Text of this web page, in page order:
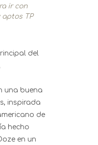
ir con
aptos TP
del
una buena
inspirada
de
hecho
en un